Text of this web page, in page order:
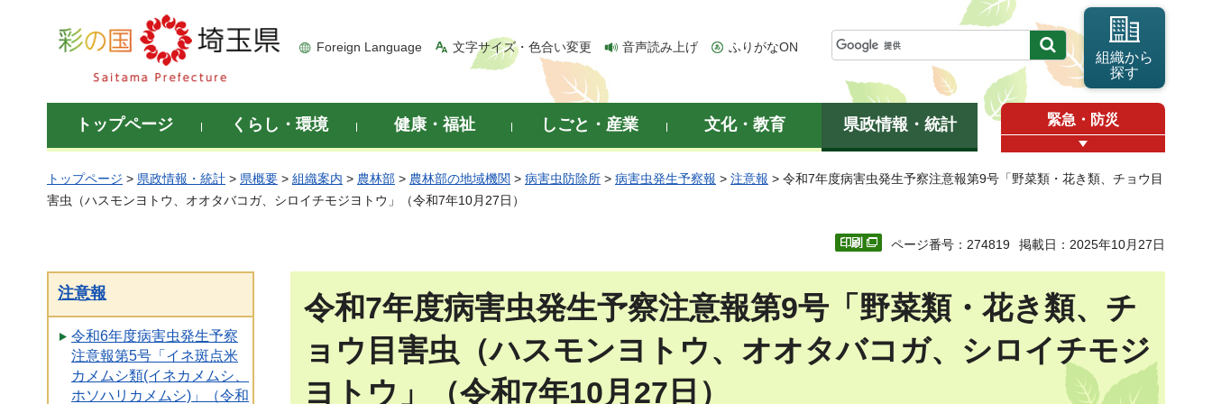
彩の国 埼玉県
Foreign Language 文字サイズ・色合い変更 音声読み上げ ふりがなON
組織から
探す
トップページ くらし・環境 健康・福祉 しごと・産業 文化・教育 県政情報・統計 緊急・防災
トップページ > 県政情報・統計 > 県概要 > 組織案内 > 農林部 > 農林部の地域機関 > 病害虫防除所 > 病害虫発生予察報 > 注意報 > 令和7年度病害虫発生予察注意報第9号「野菜類・花き類、チョウ目
害虫（ハスモンヨトウ、オオタバコガ、シロイチモジヨトウ」（令和7年10月27日）
ページ番号：274819 掲載日：2025年10月27日
注意報
令和6年度病害虫発生予察
注意報第5号「イネ斑点米
カメムシ類(イネカメムシ、
ホソハリカメムシ)」（令和
令和7年度病害虫発生予察注意報第9号「野菜類・花き類、チ
ョウ目害虫（ハスモンヨトウ、オオタバコガ、シロイチモジ
ヨトウ」（令和7年10月27日）